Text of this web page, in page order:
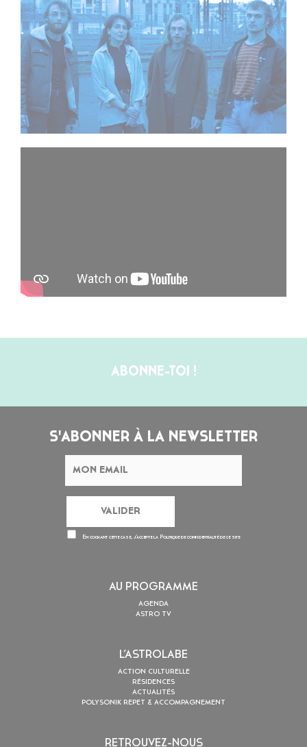
ABONNE-TOI !
S'ABONNER À LA NEWSLETTER
En cochant cette case, j’accepte la Politique de confidentialitéde ce site
AU PROGRAMME
AGENDA
ASTRO TV
L’ASTROLABE
ACTION CULTURELLE
RÉSIDENCES
ACTUALITÉS
POLYSONIK REPET & ACCOMPAGNEMENT
RETROUVEZ-NOUS